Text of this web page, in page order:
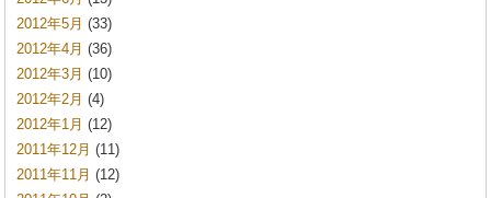
2012年5月 (33)
2012年4月 (36)
2012年3月 (10)
2012年2月 (4)
2012年1月 (12)
2011年12月 (11)
2011年11月 (12)